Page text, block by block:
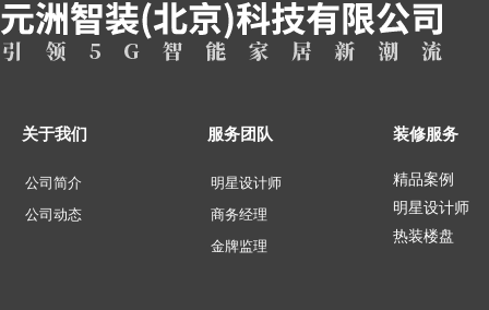
关于我们 服务团队 装修服务
公司简介
公司动态
明星设计师
商务经理
金牌监理
精品案例
明星设计师
热装楼盘